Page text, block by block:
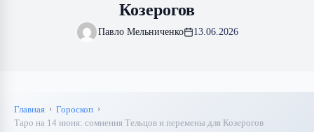
Козерогов
Павло Мельниченко 13.06.2026
Главная
Гороскоп
Таро на 14 июня: сомнения Тельцов и перемены для Козерогов